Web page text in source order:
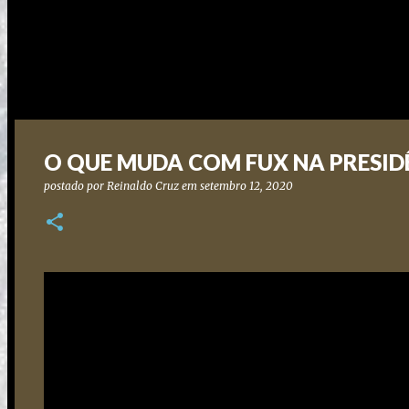
O QUE MUDA COM FUX NA
postado por Reinaldo Cruz em setembro 12, 2020